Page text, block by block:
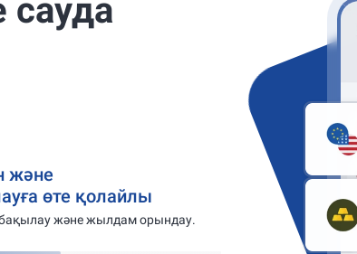
сауда
және
өте қолайлы
және жылдам орындау.